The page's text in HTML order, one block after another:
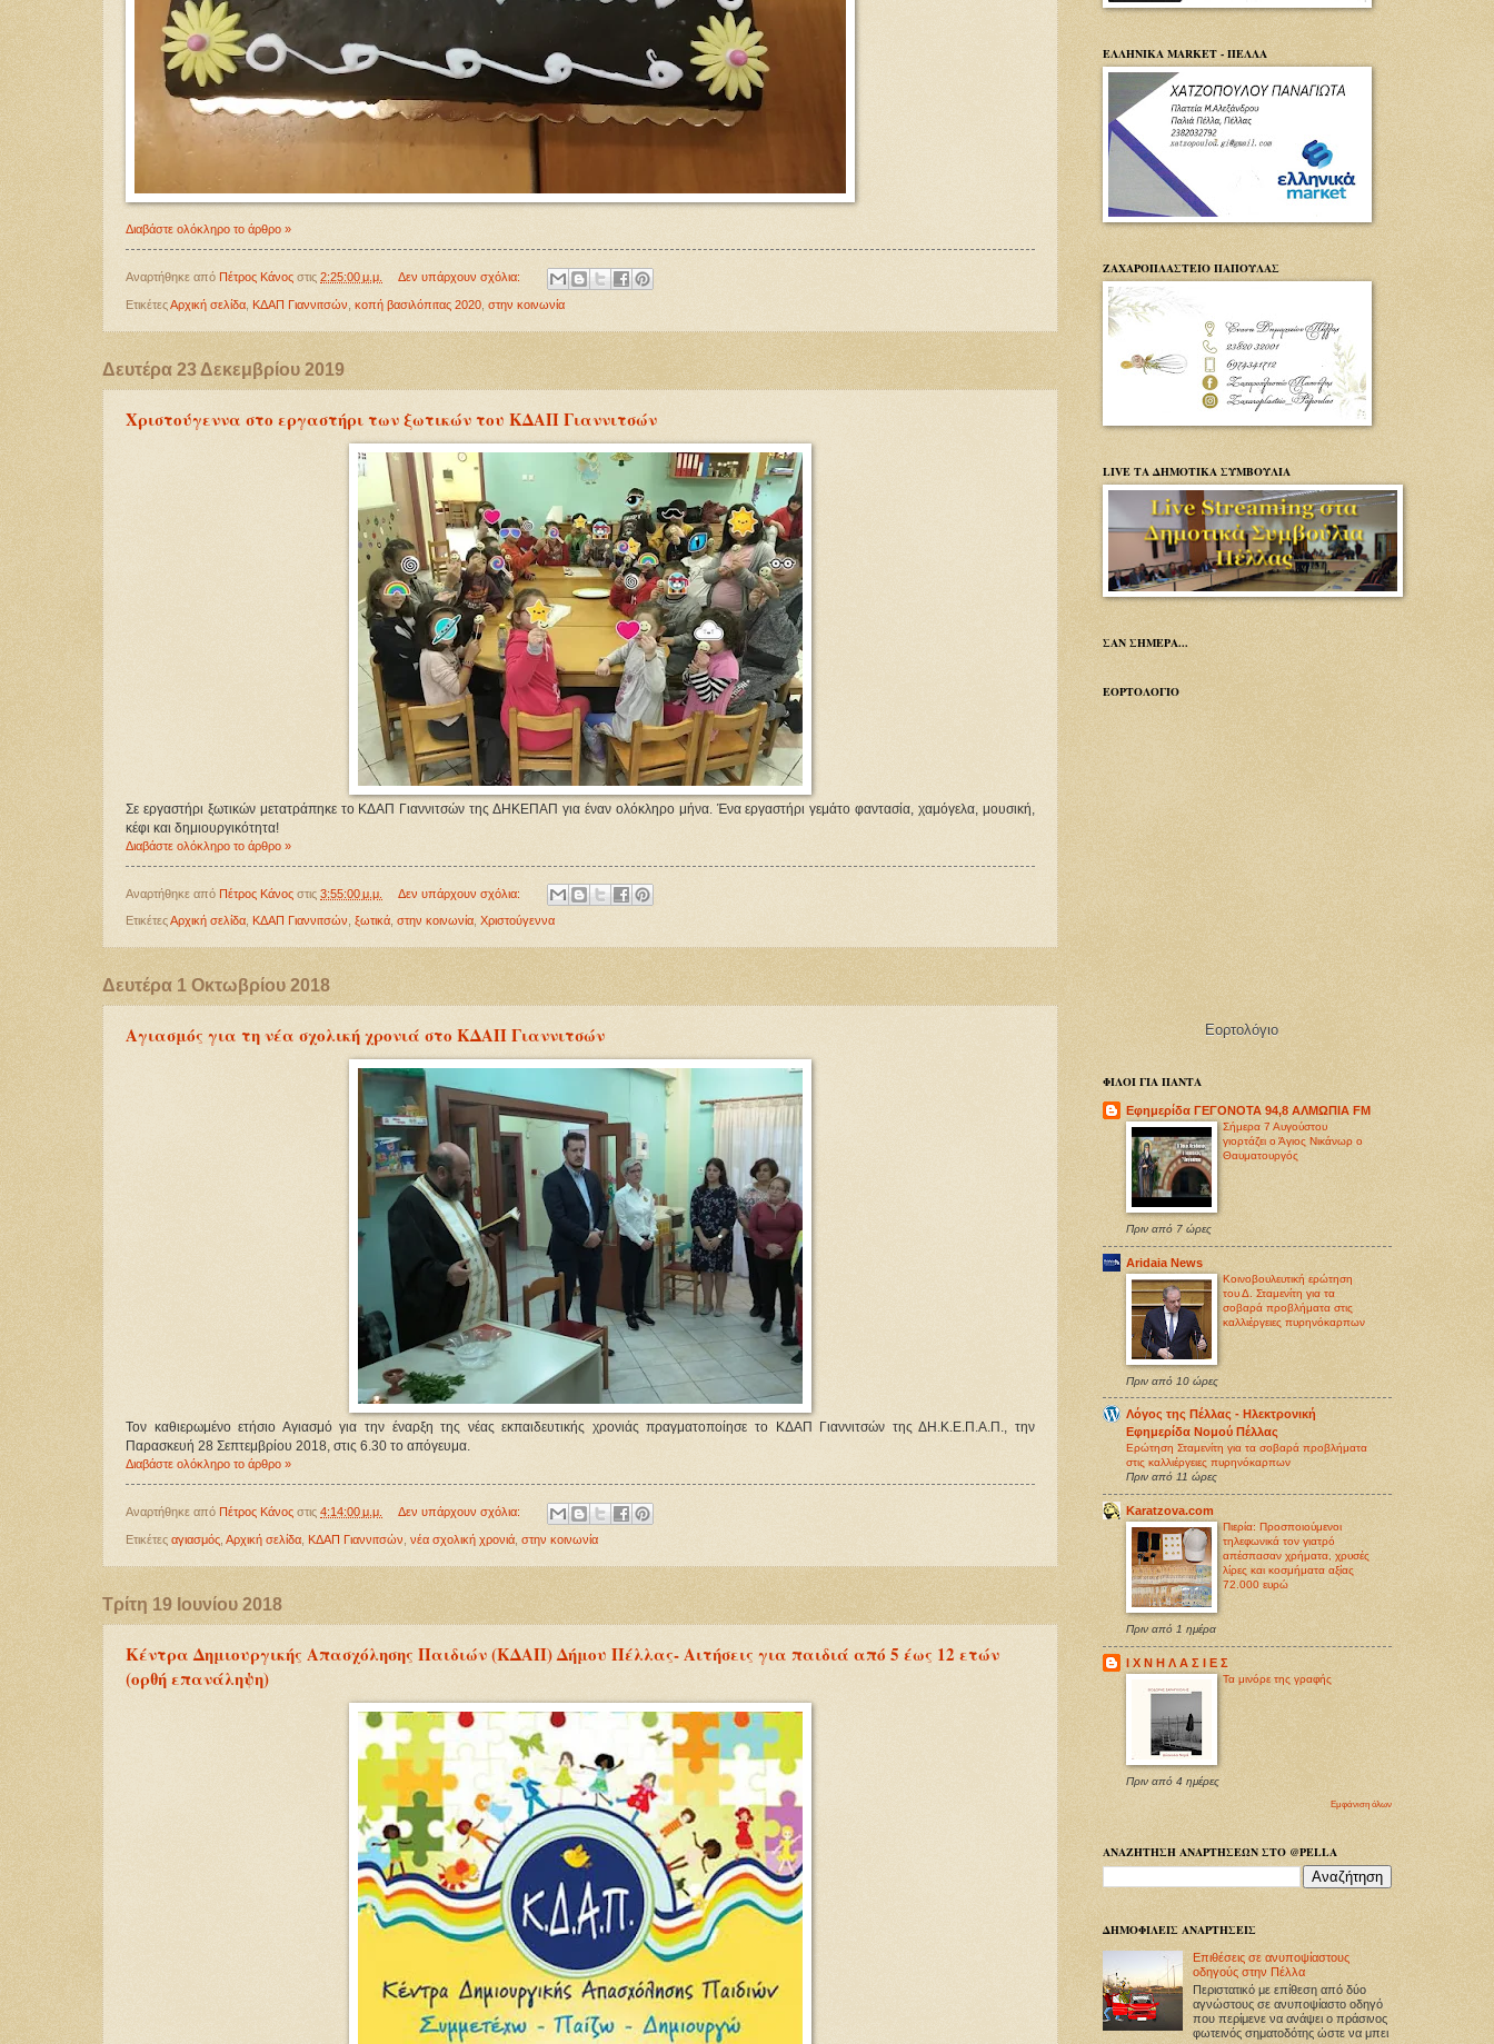
Διαβάστε ολόκληρο το άρθρο »
Αναρτήθηκε από Πέτρος Κάνος στις 2:25:00 μ.μ. Δεν υπάρχουν σχόλια:
ΕτικέτεςΑρχική σελίδα ΚΔΑΠ Γιαννιτσών κοπή βασιλόπιτας 2020 στην κοινωνία
Δευτέρα 23 Δεκεμβρίου 2019
Χριστούγεννα στο εργαστήρι των ξωτικών του ΚΔΑΠ Γιαννιτσών
Σε εργαστήρι ξωτικών μετατράπηκε το ΚΔΑΠ Γιαννιτσών της ΔΗΚΕΠΑΠ για έναν ολόκληρο μήνα. Ένα εργαστήρι γεμάτο φαντασία, χαμόγελα, μουσική,
κέφι και δημιουργικότητα!
Διαβάστε ολόκληρο το άρθρο »
Αναρτήθηκε από Πέτρος Κάνος στις 3:55:00 μ.μ. Δεν υπάρχουν σχόλια:
ΕτικέτεςΑρχική σελίδα ΚΔΑΠ Γιαννιτσών ξωτικά στην κοινωνία Χριστούγεννα
Δευτέρα 1 Οκτωβρίου 2018
Αγιασμός για τη νέα σχολική χρονιά στο ΚΔΑΠ Γιαννιτσών
Τον καθιερωμένο ετήσιο Αγιασμό για την έναρξη της νέας εκπαιδευτικής χρονιάς πραγματοποίησε το ΚΔΑΠ Γιαννιτσών της ΔΗ.Κ.Ε.Π.Α.Π., την
Παρασκευή 28 Σεπτεμβρίου 2018, στις 6.30 το απόγευμα.
Διαβάστε ολόκληρο το άρθρο »
Αναρτήθηκε από Πέτρος Κάνος στις 4:14:00 μ.μ. Δεν υπάρχουν σχόλια:
Ετικέτες αγιασμός Αρχική σελίδα ΚΔΑΠ Γιαννιτσών νέα σχολική χρονιά στην κοινωνία
Τρίτη 19 Ιουνίου 2018
Κέντρα Δημιουργικής Απασχόλησης Παιδιών (ΚΔΑΠ) Δήμου Πέλλας- Αιτήσεις για παιδιά από 5 έως 12 ετών
(ορθή επανάληψη)
ΕΛΛΗΝΙΚΑ MARKET - ΠΕΛΛΑ
ΖΑΧΑΡΟΠΛΑΣΤΕΙΟ ΠΑΠΟΥΛΑΣ
LIVE ΤΑ ΔΗΜΟΤΙΚΑ ΣΥΜΒΟΥΛΙΑ
ΣΑΝ ΣΗΜΕΡΑ...
ΕΟΡΤΟΛΟΓΙΟ
Εορτολόγιο
ΦΙΛΟΙ ΓΙΑ ΠΑΝΤΑ
Εφημερίδα ΓΕΓΟΝΟΤΑ 94,8 ΑΛΜΩΠΙΑ FM
Σήμερα 7 Αυγούστου
γιορτάζει ο Άγιος Νικάνωρ ο
Θαυματουργός
Πριν από 7 ώρες
Aridaia News
Κοινοβουλευτική ερώτηση
του Δ. Σταμενίτη για τα
σοβαρά προβλήματα στις
καλλιέργειες πυρηνόκαρπων
Πριν από 10 ώρες
Λόγος της Πέλλας - Ηλεκτρονική
Εφημερίδα Νομού Πέλλας
Ερώτηση Σταμενίτη για τα σοβαρά προβλήματα
στις καλλιέργειες πυρηνόκαρπων
Πριν από 11 ώρες
Karatzova.com
Πιερία: Προσποιούμενοι
τηλεφωνικά τον γιατρό
απέσπασαν χρήματα, χρυσές
λίρες και κοσμήματα αξίας
72.000 ευρώ
Πριν από 1 ημέρα
Ι Χ Ν Η Λ Α Σ Ι Ε Σ
Τα μινόρε της γραφής
Πριν από 4 ημέρες
Εμφάνιση όλων
ΑΝΑΖΗΤΗΣΗ ΑΝΑΡΤΗΣΕΩΝ ΣΤΟ @PELLA
ΔΗΜΟΦΙΛΕΙΣ ΑΝΑΡΤΗΣΕΙΣ
Επιθέσεις σε ανυποψίαστους
οδηγούς στην Πέλλα
Περιστατικό με επίθεση από δύο
αγνώστους σε ανυποψίαστο οδηγό
που περίμενε να ανάψει ο πράσινος
φωτεινός σηματοδότης ώστε να μπει